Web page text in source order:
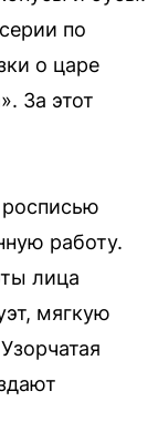
по
о царе
За этот
работу.
лица
мягкую